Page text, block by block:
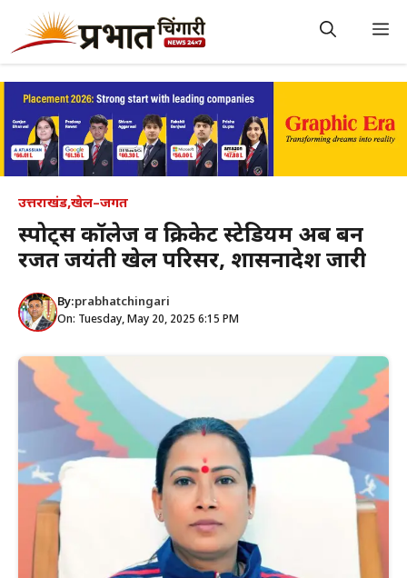
content
उत्तराखंड,खेल–जगत
स्पोर्ट्स कॉलेज व क्रिकेट स्टेडियम अब बन
रजत जयंती खेल परिसर, शासनादेश जारी
By:prabhatchingari
On: Tuesday, May 20, 2025 6:15 PM